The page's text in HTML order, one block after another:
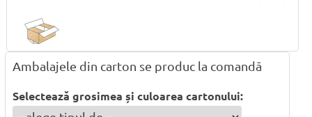
Ambalajele din carton se produc la comandă
Selectează grosimea și culoarea cartonului: